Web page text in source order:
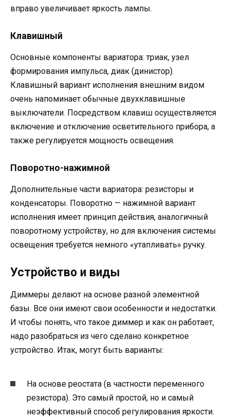
вправо увеличивает яркость лампы.
Клавишный
Основные компоненты вариатора: триак, узел
формирования импульса, диак (динистор).
Клавишный вариант исполнения внешним видом
очень напоминает обычные двухклавишные
выключатели. Посредством клавиш осуществляется
включение и отключение осветительного прибора, а
также регулируется мощность освещения.
Поворотно-нажимной
Дополнительные части вариатора: резисторы и
конденсаторы. Поворотно — нажимной вариант
исполнения имеет принцип действия, аналогичный
поворотному устройству, но для включения системы
освещения требуется немного «утапливать» ручку.
Устройство и виды
Диммеры делают на основе разной элементной
базы. Все они имеют свои особенности и недостатки.
И чтобы понять, что такое диммер и как он работает,
надо разобраться из чего сделано конкретное
устройство. Итак, могут быть варианты:
На основе реостата (в частности переменного
резистора). Это самый простой, но и самый
неэффективный способ регулирования яркости.